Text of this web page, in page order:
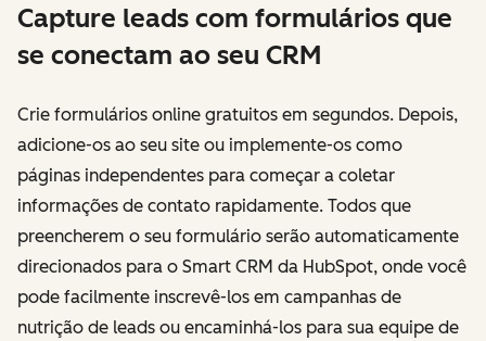
Capture leads com formulários que
se conectam ao seu CRM
Crie formulários online gratuitos em segundos. Depois,
adicione-os ao seu site ou implemente-os como
páginas independentes para começar a coletar
informações de contato rapidamente. Todos que
preencherem o seu formulário serão automaticamente
direcionados para o Smart CRM da HubSpot, onde você
pode facilmente inscrevê-los em campanhas de
nutrição de leads ou encaminhá-los para sua equipe de